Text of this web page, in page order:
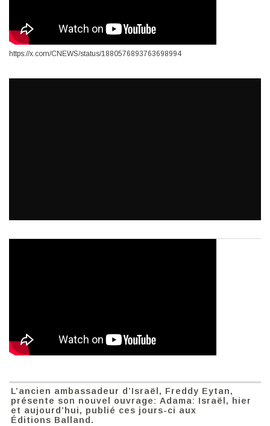
https://x.com/CNEWS/status/1880576893763698994
L’ancien ambassadeur d’Israël, Freddy Eytan,
présente son nouvel ouvrage: Adama: Israël, hier
et aujourd’hui, publié ces jours-ci aux
Éditions Balland.